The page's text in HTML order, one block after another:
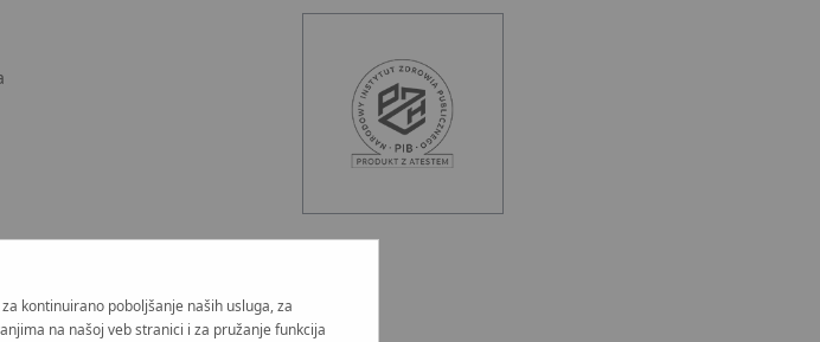
kontinuirano poboljšanje naših usluga, za
na našoj veb stranici i za pružanje funkcija